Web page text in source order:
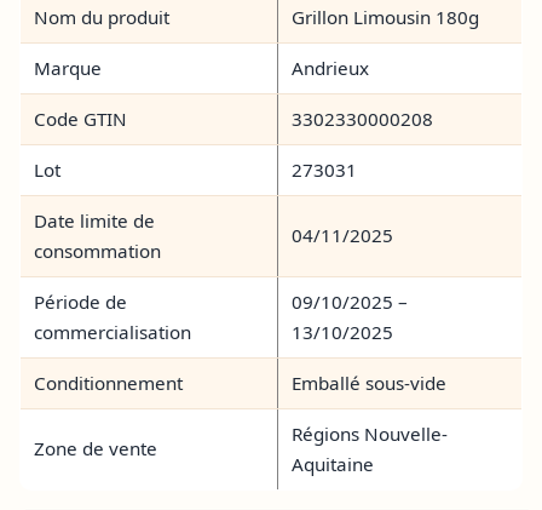
Nom du produit Grillon Limousin 180g
Marque Andrieux
Code GTIN 3302330000208
Lot 273031
Date limite de
consommation
04/11/2025
Période de
commercialisation
09/10/2025 –
13/10/2025
Conditionnement Emballé sous-vide
Zone de vente
Régions Nouvelle-
Aquitaine